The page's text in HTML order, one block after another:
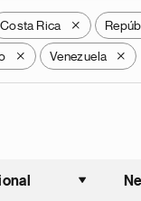
Costa Rica X
X Venezuela X